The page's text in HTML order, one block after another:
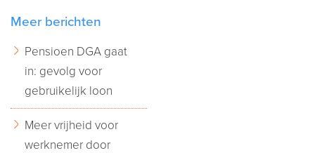
Meer berichten
Pensioen DGA gaat
in: gevolg voor
gebruikelijk loon
Meer vrijheid voor
werknemer door